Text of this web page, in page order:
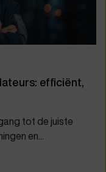
efficiënt,
tot de juiste
en...